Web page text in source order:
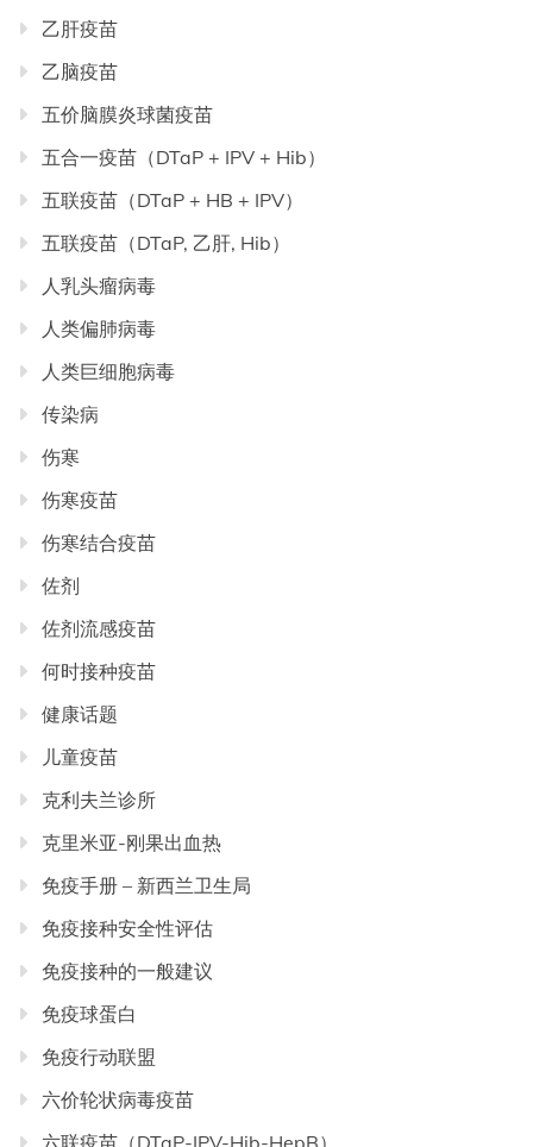
乙肝疫苗
乙脑疫苗
五价脑膜炎球菌疫苗
五合一疫苗（DTaP + IPV + Hib）
五联疫苗（DTaP + HB + IPV）
五联疫苗（DTaP, 乙肝, Hib）
人乳头瘤病毒
人类偏肺病毒
人类巨细胞病毒
传染病
伤寒
伤寒疫苗
伤寒结合疫苗
佐剂
佐剂流感疫苗
何时接种疫苗
健康话题
儿童疫苗
克利夫兰诊所
克里米亚-刚果出血热
免疫手册 – 新西兰卫生局
免疫接种安全性评估
免疫接种的一般建议
免疫球蛋白
免疫行动联盟
六价轮状病毒疫苗